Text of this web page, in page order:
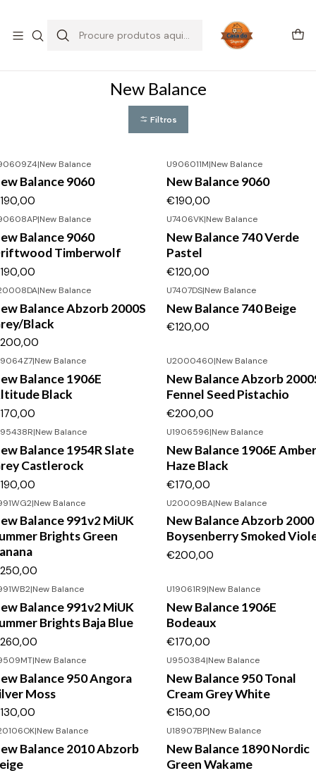
Início CALÇADO New Balance
New Balance
Filtros
|New Balance
Balance 9060
Novo
U906011M|New Balance
New Balance 9060
€190,00
|New Balance
Balance 9060
Timberwolf
U7406VK|New Balance
New Balance 740 Verde
Pastel
€120,00
|New Balance
Balance Abzorb 2000S
Black
U7407DS|New Balance
New Balance 740 Beige
€120,00
|New Balance
Balance 1906E
Black
U2000460|New Balance
New Balance Abzorb
Fennel Seed Pistachio
€200,00
|New Balance
Balance 1954R Slate
Castlerock
U1906596|New Balance
New Balance 1906E Amber
Haze Black
€170,00
|New Balance
Balance 991v2 MiUK
Brights Green
U20009BA|New Balance
New Balance Abzorb 2000
Boysenberry Smoked
€200,00
|New Balance
Balance 991v2 MiUK
Brights Baja Blue
U19061R9|New Balance
New Balance 1906E
Bodeaux
€170,00
|New Balance
Balance 950 Angora
Moss
U950384|New Balance
New Balance 950 Tonal
Cream Grey White
€150,00
|New Balance
Balance 2010 Abzorb
U18907BP|New Balance
New Balance 1890 Nordic
Green Wakame